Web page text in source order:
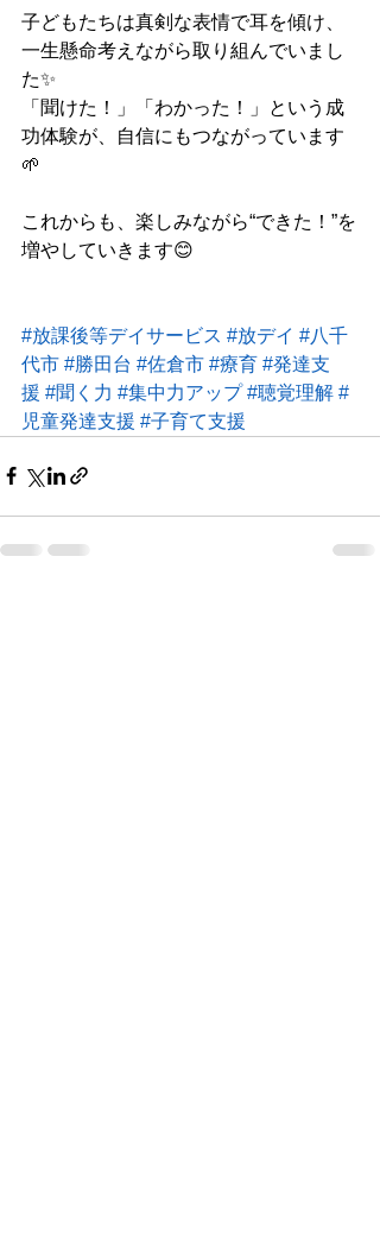
子どもたちは真剣な表情で耳を傾け、
一生懸命考えながら取り組んでいまし
た✨
「聞けた！」「わかった！」という成
功体験が、自信にもつながっています
🌱
これからも、楽しみながら“できた！”を
増やしていきます😊
#放課後等デイサービス #放デイ #八千
代市 #勝田台 #佐倉市 #療育 #発達支
援 #聞く力 #集中力アップ #聴覚理解 #
児童発達支援 #子育て支援